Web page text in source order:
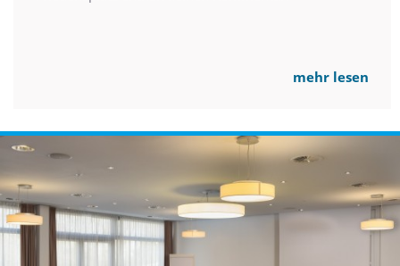
mehr lesen